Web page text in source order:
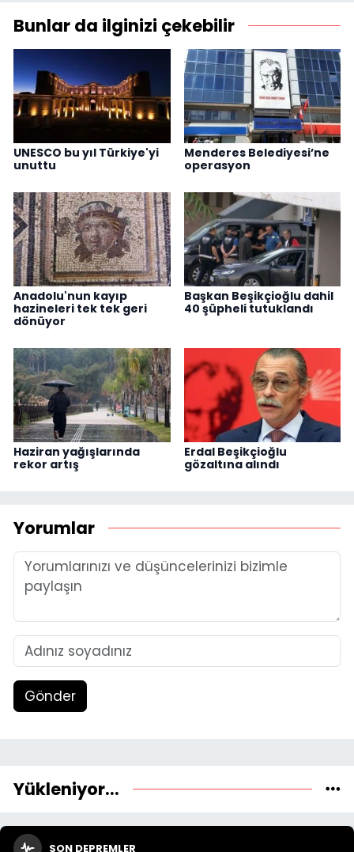
Bunlar da ilginizi çekebilir
UNESCO bu yıl Türkiye'yi
unuttu
Menderes Belediyesi’ne
operasyon
Anadolu'nun kayıp
hazineleri tek tek geri
dönüyor
Başkan Beşikçioğlu dahil
40 şüpheli tutuklandı
Haziran yağışlarında
rekor artış
Erdal Beşikçioğlu
gözaltına alındı
Yorumlar
Gönder
Yükleniyor...
SON DEPREMLER